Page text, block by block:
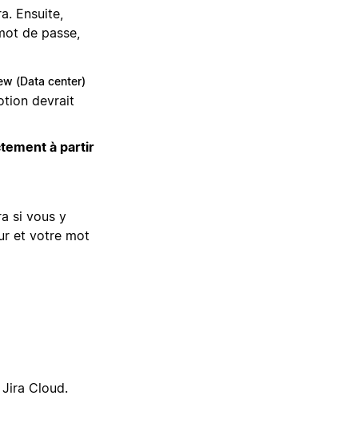
Ensuite,
de passe,
(Data center)
devrait
à partir
si vous y
et votre mot
Cloud.